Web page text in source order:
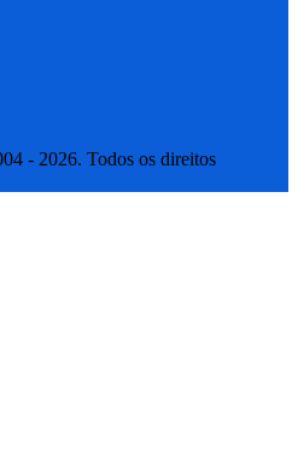
- 2026. Todos os direitos